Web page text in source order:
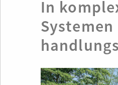
In
Systemen